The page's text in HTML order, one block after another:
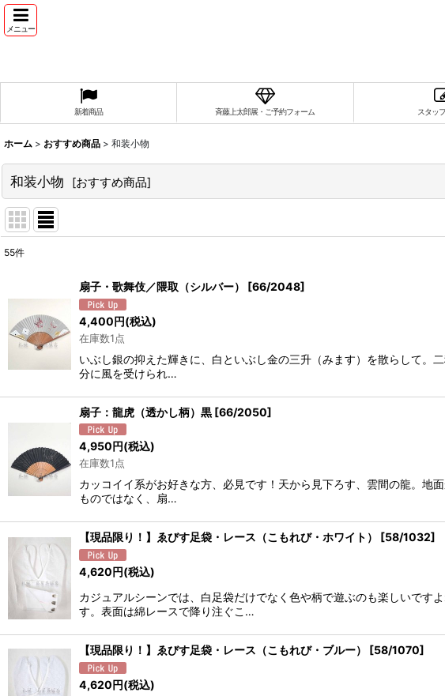
メニュー
新着商品 斉藤上太郎展・ご予約フォーム スタッ
ホーム > おすすめ商品 > 和装小物
和装小物 [おすすめ商品]
55件
扇子・歌舞伎／隈取（シルバー） [66/2048]
4,400円(税込)
在庫数1点
いぶし銀の抑えた輝きに、白といぶし金の三升（みます）を散らして
分に風を受けられ…
扇子：龍虎（透かし柄）黒 [66/2050]
4,950円(税込)
在庫数1点
カッコイイ系がお好きな方、必見です！天から見下ろす、雲間の龍。地
ものではなく、扇…
【現品限り！】ゑびす足袋・レース（こもれび・ホワイト） [58/1032]
4,620円(税込)
カジュアルシーンでは、白足袋だけでなく色や柄で遊ぶのも楽しいです
す。表面は綿レースで降り注ぐこ…
【現品限り！】ゑびす足袋・レース（こもれび・ブルー） [58/1070]
4,620円(税込)